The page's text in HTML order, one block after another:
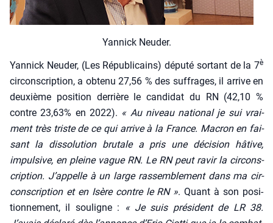
Yan­nick Neu­der.
Yan­nick Neu­der, (Les Répu­bli­cains) dépu­té sor­tant de la 7è
cir­cons­crip­tion, a obte­nu 27,56 % des suf­frages, il arrive en
deuxième posi­tion der­rière le can­di­dat du RN (42,10 %
contre 23,63% en 2022). « Au niveau natio­nal je sui vrai­
ment très triste de ce qui arrive à la France. Macron en fai­
sant la dis­so­lu­tion bru­tale a pris une déci­sion hâtive,
impul­sive, en pleine vague RN. Le RN peut ravir la cir­cons­
crip­tion. J’appelle à un large ras­sem­ble­ment dans ma cir­
cons­crip­tion et en Isère contre le RN ». Quant à son posi­
tion­ne­ment, il sou­ligne :
« Je suis pré­sident de LR 38.